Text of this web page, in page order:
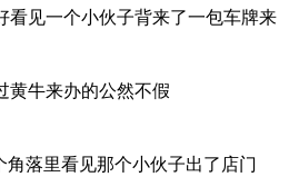
看见一个小伙子背来了一包车牌来
黄牛来办的公然不假
落里看见那个小伙子出了店门